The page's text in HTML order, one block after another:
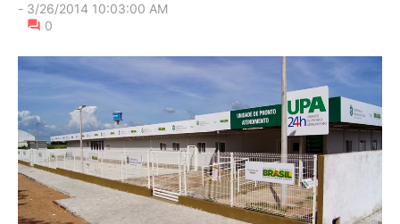
- 3/26/2014 10:03:00 AM
0